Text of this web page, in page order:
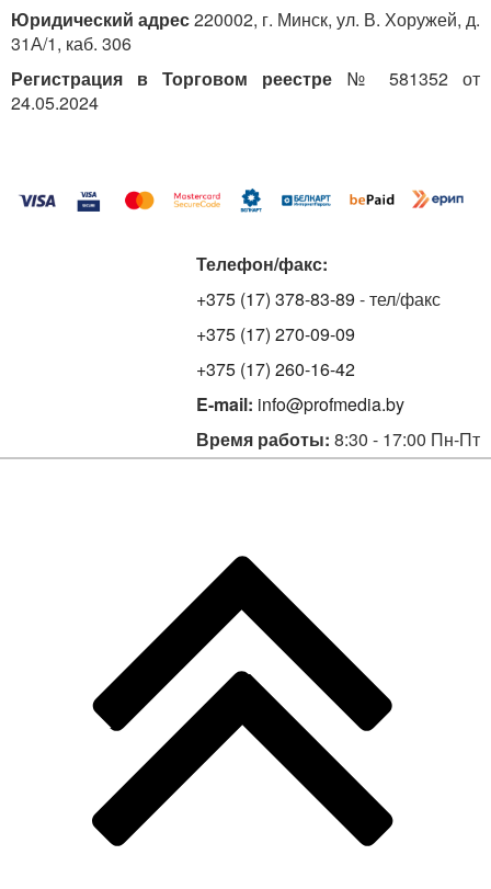
Юридический адрес220002, г. Минск, ул. В. Хоружей, д.
31А/1, каб. 306
Регистрация в Торговом реестре № 581352 от
24.05.2024
Телефон/факс:
+375 (17) 378-83-89 - тел/факс
+375 (17) 270-09-09
+375 (17) 260-16-42
E-mail: info@profmedia.by
Время работы: 8:30 - 17:00 Пн-Пт